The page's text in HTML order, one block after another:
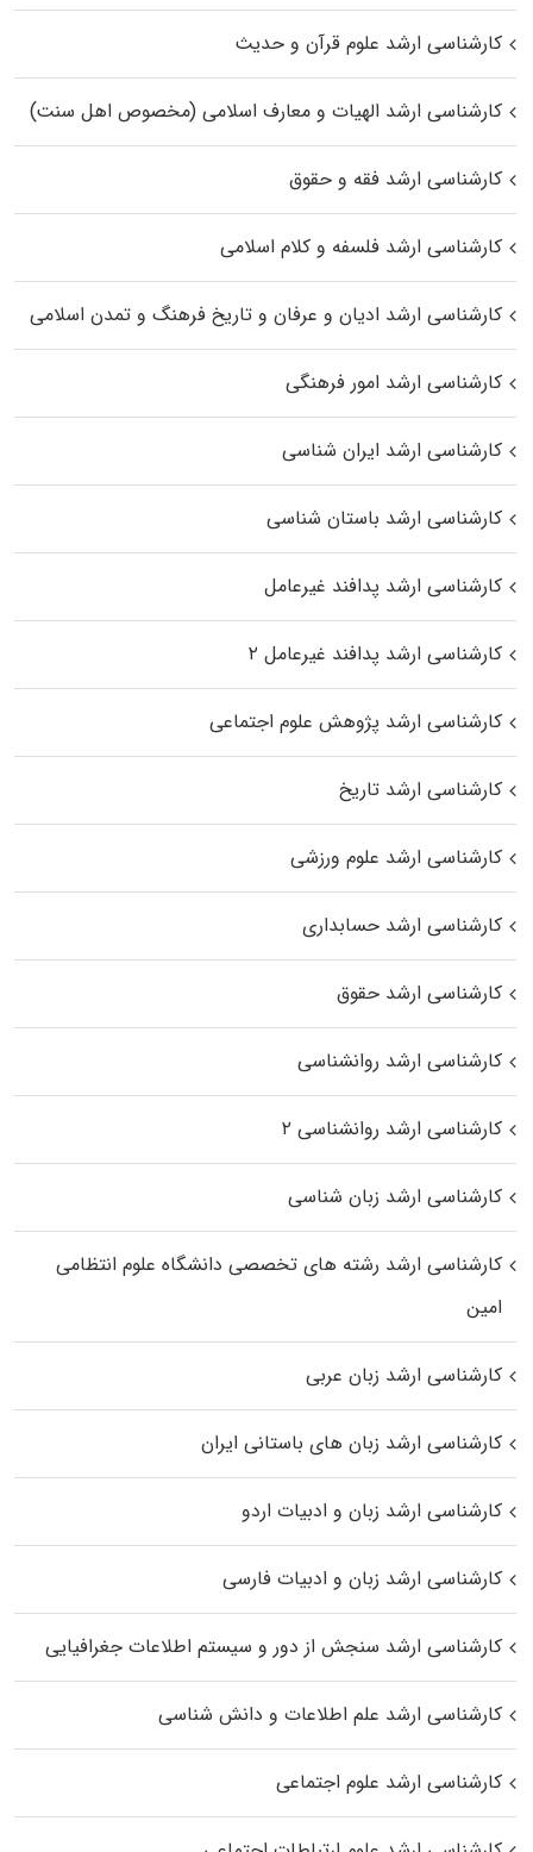
کارشناسی ارشد علوم قرآن و حدیث
کارشناسی ارشد الهیات و معارف اسلامی (مخصوص اهل سنت)
کارشناسی ارشد فقه و حقوق
کارشناسی ارشد فلسفه و کلام اسلامی
کارشناسی ارشد ادیان و عرفان و تاریخ فرهنگ و تمدن اسلامی
کارشناسی ارشد امور فرهنگی
کارشناسی ارشد ایران شناسی
کارشناسی ارشد باستان شناسی
کارشناسی ارشد پدافند غیرعامل
کارشناسی ارشد پدافند غیرعامل ۲
کارشناسی ارشد پژوهش علوم اجتماعی
کارشناسی ارشد تاریخ
کارشناسی ارشد علوم ورزشی
کارشناسی ارشد حسابداری
کارشناسی ارشد حقوق
کارشناسی ارشد روانشناسی
کارشناسی ارشد روانشناسی ۲
کارشناسی ارشد زبان شناسی
کارشناسی ارشد رﺷﺘﻪ ﻫﺎی تخصصی داﻧﺸﮕﺎه ﻋﻠﻮم انتظامی
اﻣﻴﻦ
کارشناسی ارشد زبان عربی
کارشناسی ارشد زبان‌ های باستانی ایران
کارشناسی ارشد زبان و ادبیات اردو
کارشناسی ارشد زبان و ادبیات فارسی
کارشناسی ارشد سنجش از دور و سیستم اطلاعات جغرافیایی
کارشناسی ارشد علم اطلاعات و دانش شناسی
کارشناسی ارشد علوم اجتماعی